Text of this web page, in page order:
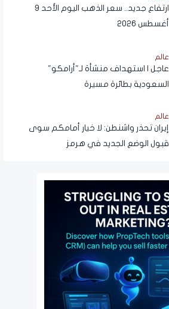
ارتفاع جديد.. سعر الذهب اليوم الأحد 9
أغسطس 2026
عالم
عاجل | استهداف منشأة لـ"أرامكو"
السعودية بطائرة مسيرة
عالم
إيران تحذر واشنطن: لا خيار أمامكم سوى
قبول الوضع الجديد في هرمز